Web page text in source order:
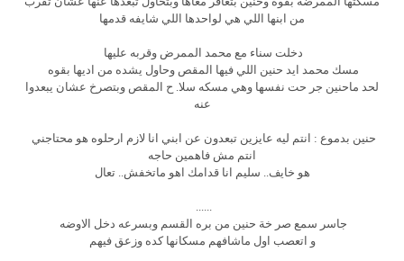
من ابنها اللي هي لواحدها اللي شايفه قدمها
دخلت سناء مع محمد الممرض وقربه عليها
مسك محمد ايد حنين اللي فيها المقص وحاول يشده من اديها بقوه
لحد ماحنين جر حت نفسها وهي مسكه سلا. ح المقص وبتصرخ عشان يبعدوا
عنه
حنين بدموع : انتم ليه عايزين تبعدون عن ابني انا لازم ارحلوه هو محتاجني
انتم مش فاهمين حاجه
هو خايف.. سليم انا قدامك اهو ماتخفش.. تعال
......
جاسر سمع صر خة حنين من بره القسم وبسرعه دخل الاوضه
و اتعصب اول ماشافهم مسكانها كده وزعق فيهم